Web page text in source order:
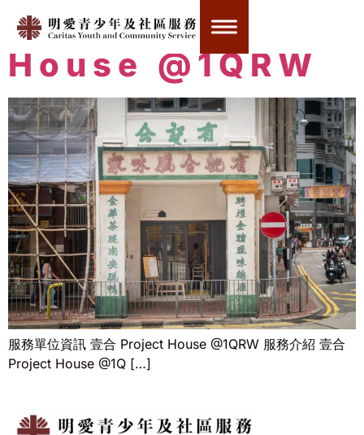
壹合 Project
House @1QRW
服務單位資訊 壹合 Project House @1QRW 服務介紹 壹合
Project House @1Q […]